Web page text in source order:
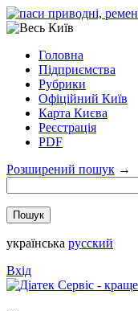
Головна
Підприємства
Рубрики
Офіційний Київ
Карта Києва
Реєстрація
PDF
Розширений пошук →
українська русский
Вхід